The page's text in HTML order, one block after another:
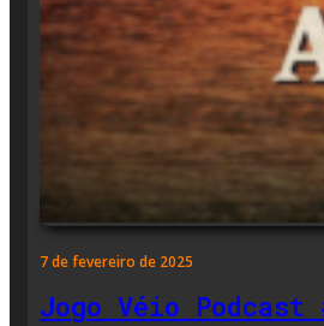
7 de fevereiro de 2025
Jogo Véio Podcast